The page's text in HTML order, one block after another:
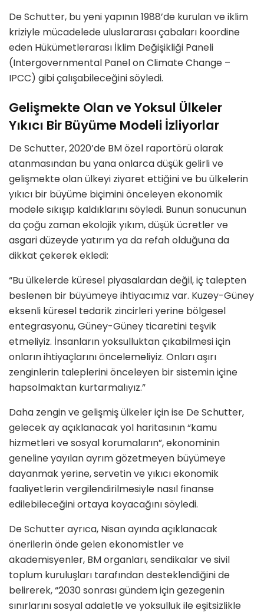
De Schutter, bu yeni yapının 1988’de kurulan ve iklim
kriziyle mücadelede uluslararası çabaları koordine
eden Hükümetlerarası İklim Değişikliği Paneli
(Intergovernmental Panel on Climate Change –
IPCC) gibi çalışabileceğini söyledi.
Gelişmekte Olan ve Yoksul Ülkeler
Yıkıcı Bir Büyüme Modeli İzliyorlar
De Schutter, 2020’de BM özel raportörü olarak
atanmasından bu yana onlarca düşük gelirli ve
gelişmekte olan ülkeyi ziyaret ettiğini ve bu ülkelerin
yıkıcı bir büyüme biçimini önceleyen ekonomik
modele sıkışıp kaldıklarını söyledi. Bunun sonucunun
da çoğu zaman ekolojik yıkım, düşük ücretler ve
asgari düzeyde yatırım ya da refah olduğuna da
dikkat çekerek ekledi:
“Bu ülkelerde küresel piyasalardan değil, iç talepten
beslenen bir büyümeye ihtiyacımız var. Kuzey-Güney
eksenli küresel tedarik zincirleri yerine bölgesel
entegrasyonu, Güney-Güney ticaretini teşvik
etmeliyiz. İnsanların yoksulluktan çıkabilmesi için
onların ihtiyaçlarını öncelemeliyiz. Onları aşırı
zenginlerin taleplerini önceleyen bir sistemin içine
hapsolmaktan kurtarmalıyız.”
Daha zengin ve gelişmiş ülkeler için ise De Schutter,
gelecek ay açıklanacak yol haritasının “kamu
hizmetleri ve sosyal korumaların”, ekonominin
geneline yayılan ayrım gözetmeyen büyümeye
dayanmak yerine, servetin ve yıkıcı ekonomik
faaliyetlerin vergilendirilmesiyle nasıl finanse
edilebileceğini ortaya koyacağını söyledi.
De Schutter ayrıca, Nisan ayında açıklanacak
önerilerin önde gelen ekonomistler ve
akademisyenler, BM organları, sendikalar ve sivil
toplum kuruluşları tarafından desteklendiğini de
belirerek, “2030 sonrası gündem için gezegenin
sınırlarını sosyal adaletle ve yoksulluk ile eşitsizlikle